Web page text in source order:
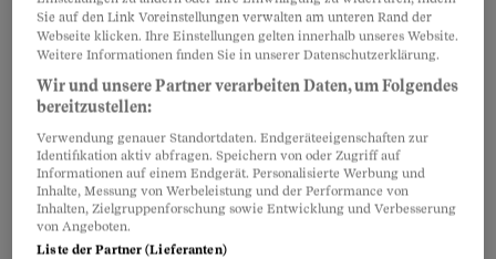
Patientinnen und Patienten richtig
entscheiden.
Ukraine-Flüchtlinge
Antworten auf die
wichtigsten medizinischen
Fragen
Sie auf den Link Voreinstellungen verwalten am unteren Rand der
Webseite klicken. Ihre Einstellungen gelten innerhalb unseres Website.
Weitere Informationen finden Sie in unserer Datenschutzerklärung.
Wir und unsere Partner verarbeiten Daten, um Folgendes
bereitzustellen:
Verwendung genauer Standortdaten. Endgeräteeigenschaften zur
Identifikation aktiv abfragen. Speichern von oder Zugriff auf
Informationen auf einem Endgerät. Personalisierte Werbung und
Inhalte, Messung von Werbeleistung und der Performance von
Inhalten, Zielgruppenforschung sowie Entwicklung und Verbesserung
von Angeboten.
Liste der Partner (Lieferanten)